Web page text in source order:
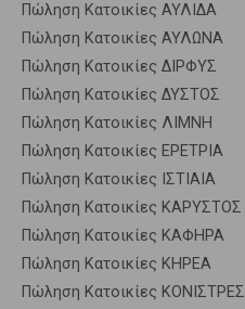
Πώληση Κατοικίες ΑΥΛΙΔΑ
Πώληση Κατοικίες ΑΥΛΩΝΑ
Πώληση Κατοικίες ΔΙΡΦΥΣ
Πώληση Κατοικίες ΔΥΣΤΟΣ
Πώληση Κατοικίες ΛΙΜΝΗ
Πώληση Κατοικίες ΕΡΕΤΡΙΑ
Πώληση Κατοικίες ΙΣΤΙΑΙΑ
Πώληση Κατοικίες ΚΑΡΥΣΤΟΣ
Πώληση Κατοικίες ΚΑΦΗΡΑ
Πώληση Κατοικίες ΚΗΡΕΑ
Πώληση Κατοικίες ΚΟΝΙΣΤΡΕΣ